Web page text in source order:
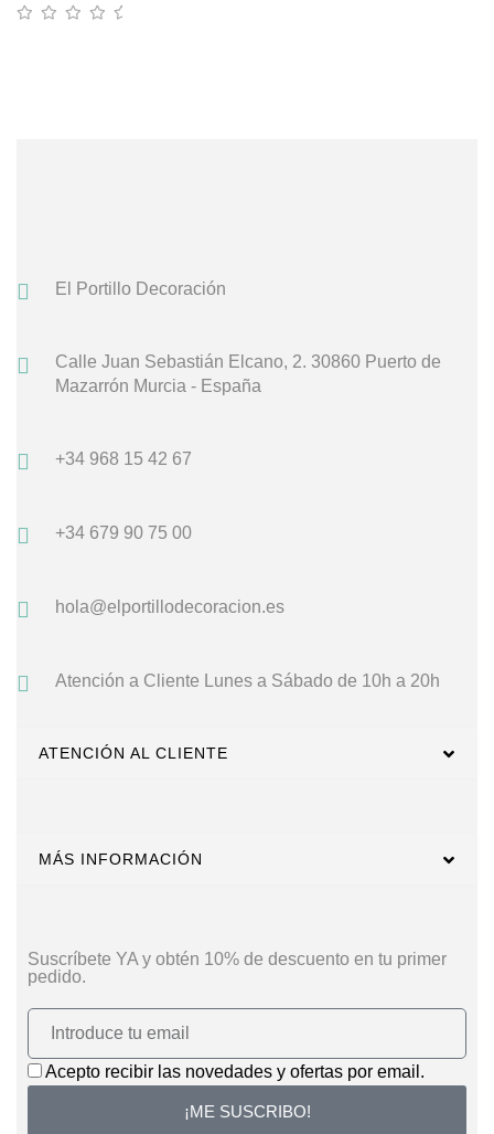
El Portillo Decoración
Calle Juan Sebastián Elcano, 2. 30860 Puerto de
Mazarrón Murcia - España
+34 968 15 42 67
+34 679 90 75 00
hola@elportillodecoracion.es
Atención a Cliente Lunes a Sábado de 10h a 20h
ATENCIÓN AL CLIENTE
MÁS INFORMACIÓN
Suscríbete YA y obtén 10% de descuento en tu primer
pedido.
Acepto recibir las novedades y ofertas por email.
¡ME SUSCRIBO!